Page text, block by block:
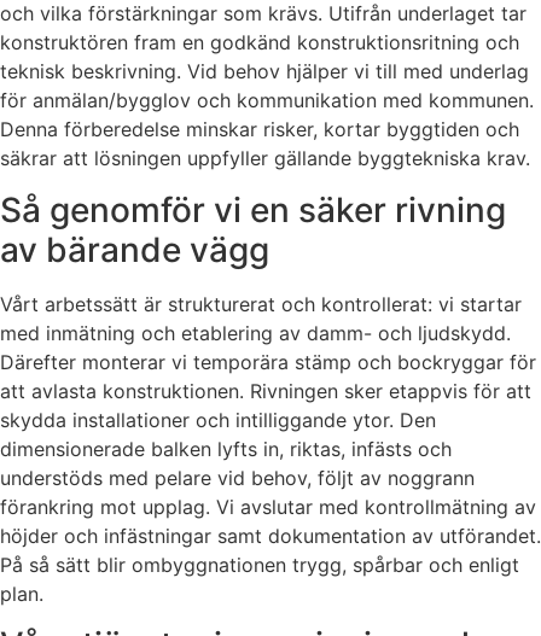
och vilka förstärkningar som krävs. Utifrån underlaget tar
konstruktören fram en godkänd konstruktionsritning och
teknisk beskrivning. Vid behov hjälper vi till med underlag
för anmälan/bygglov och kommunikation med kommunen.
Denna förberedelse minskar risker, kortar byggtiden och
säkrar att lösningen uppfyller gällande byggtekniska krav.
Så genomför vi en säker rivning
av bärande vägg
Vårt arbetssätt är strukturerat och kontrollerat: vi startar
med inmätning och etablering av damm- och ljudskydd.
Därefter monterar vi temporära stämp och bockryggar för
att avlasta konstruktionen. Rivningen sker etappvis för att
skydda installationer och intilliggande ytor. Den
dimensionerade balken lyfts in, riktas, infästs och
understöds med pelare vid behov, följt av noggrann
förankring mot upplag. Vi avslutar med kontrollmätning av
höjder och infästningar samt dokumentation av utförandet.
På så sätt blir ombyggnationen trygg, spårbar och enligt
plan.